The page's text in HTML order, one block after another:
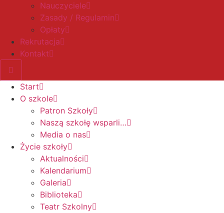
Nauczyciele
Zasady / Regulamin
Opłaty
Rekrutacja
Kontakt
Start
O szkole
Patron Szkoły
Naszą szkołę wsparli…
Media o nas
Życie szkoły
Aktualności
Kalendarium
Galeria
Biblioteka
Teatr Szkolny